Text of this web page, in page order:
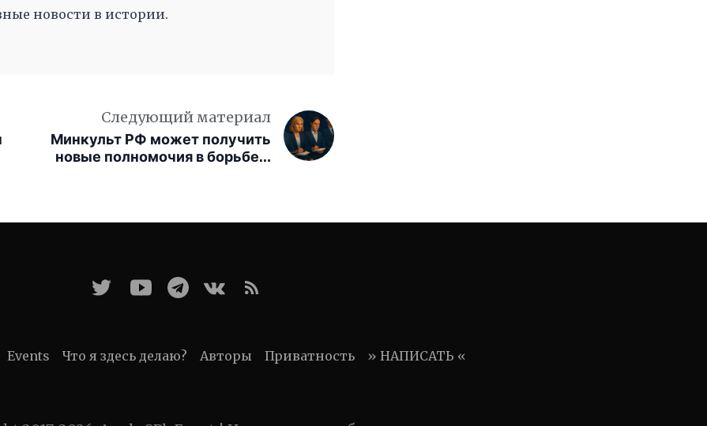
новости в истории.
Следующий материал
Минкульт РФ может получить
новые полномочия в борьбе с
Events Что я здесь делаю? Авторы Приватность » НАПИСАТЬ «